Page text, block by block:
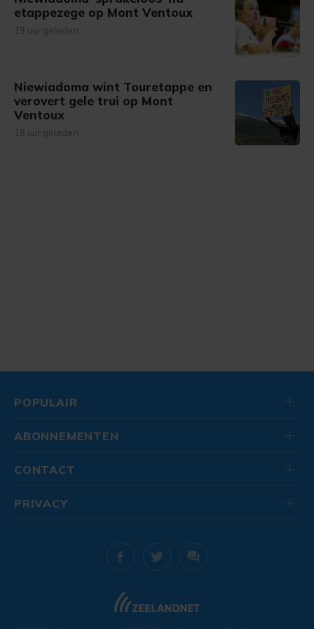
etappezege op Mont Ventoux
19 uur geleden
Niewiadoma wint Touretappe en
verovert gele trui op Mont
Ventoux
19 uur geleden
POPULAIR
ABONNEMENTEN
CONTACT
PRIVACY